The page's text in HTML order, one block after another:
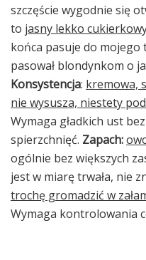
szczęście wygodnie się
to jasny lekko
końca pasuje do mojego
pasował blondynkom o
Konsystencja: kremowa,
nie wysusza, niestety
Wymaga gładkich ust
spierzchnięć. Zapach:
ogólnie bez większych
jest w miarę trwała, nie
trochę gromadzić w
Wymaga kontrolowania